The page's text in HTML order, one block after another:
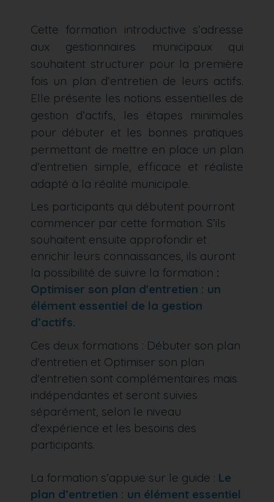
Cette formation introductive s’adresse
aux gestionnaires municipaux qui
souhaitent structurer pour la première
fois un plan d’entretien de leurs actifs.
Elle présente les notions essentielles de
gestion d’actifs, les étapes minimales
pour débuter et les bonnes pratiques
permettant de mettre en place un plan
d’entretien simple, efficace et réaliste
adapté à la réalité municipale.
Les participants qui débutent pourront
commencer par cette formation. S’ils
souhaitent ensuite approfondir et
enrichir leurs connaissances, ils auront
la possibilité de suivre la formation :
Optimiser son plan d'entretien : un
élément essentiel de la gestion
d’actifs.
Ces deux formations : Débuter son plan
d'entretien et Optimiser son plan
d'entretien sont complémentaires mais
indépendantes et seront suivies
séparément, selon le niveau
d’expérience et les besoins des
participants.
La formation s’appuie sur le guide : Le
plan d’entretien : un élément essentiel